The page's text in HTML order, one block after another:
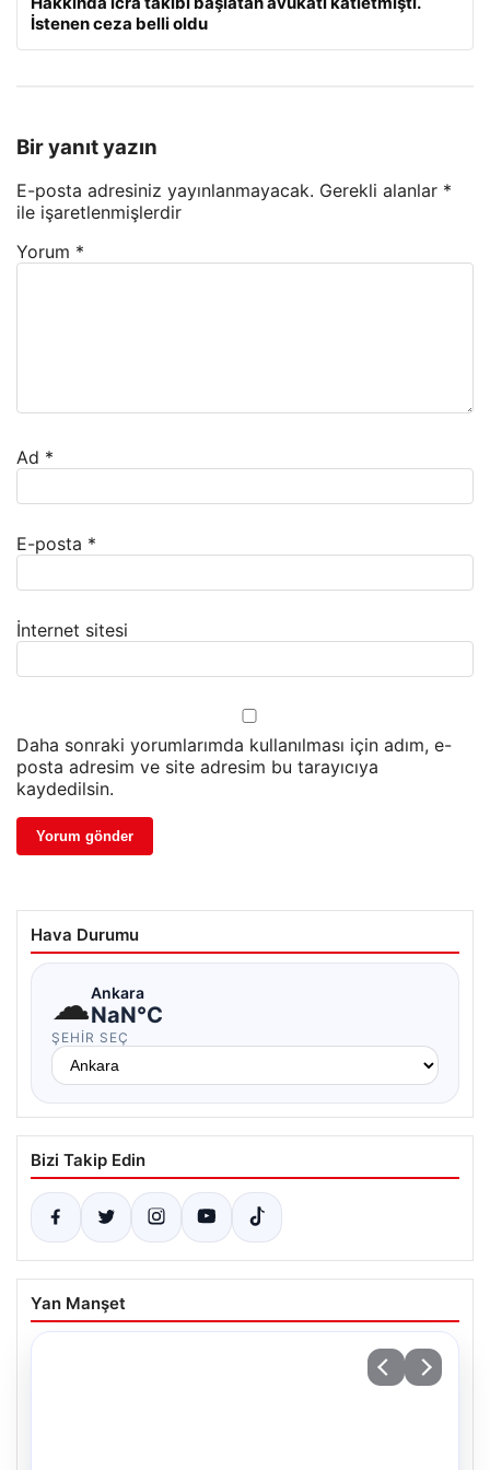
İstenen ceza belli oldu
Bir yanıt yazın
E-posta adresiniz yayınlanmayacak. Gerekli alanlar *
ile işaretlenmişlerdir
Yorum *
Ad *
E-posta *
İnternet sitesi
Daha sonraki yorumlarımda kullanılması için adım, e-
posta adresim ve site adresim bu tarayıcıya
kaydedilsin.
Hava Durumu
☁Ankara
NaN°C
ŞEHIR SEÇ
Bizi Takip Edin
Yan Manşet